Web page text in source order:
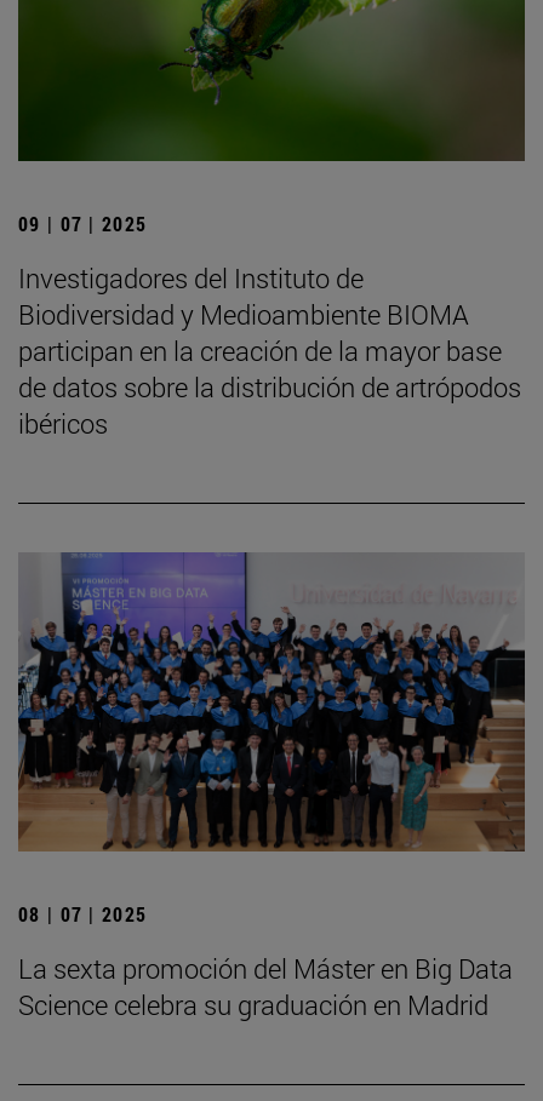
09 | 07 | 2025
Investigadores del Instituto de
Biodiversidad y Medioambiente BIOMA
participan en la creación de la mayor base
de datos sobre la distribución de artrópodos
ibéricos
08 | 07 | 2025
La sexta promoción del Máster en Big Data
Science celebra su graduación en Madrid